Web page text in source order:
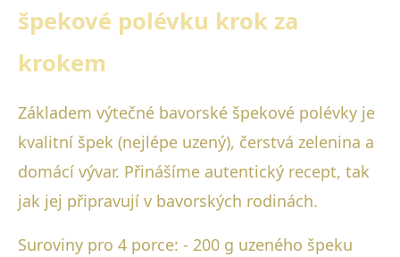
špekové polévku krok za
krokem
Základem výtečné bavorské špekové polévky je
kvalitní špek (nejlépe uzený), čerstvá zelenina a
domácí vývar. Přinášíme autentický recept, tak
jak jej připravují v bavorských rodinách.
Suroviny pro 4 porce: - 200 g uzeného špeku